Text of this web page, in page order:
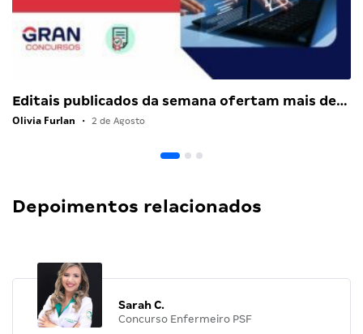
Editais publicados da semana ofertam mais de…
Olivia Furlan • 2 de Agosto
Depoimentos relacionados
Sarah C.
Concurso Enfermeiro PSF